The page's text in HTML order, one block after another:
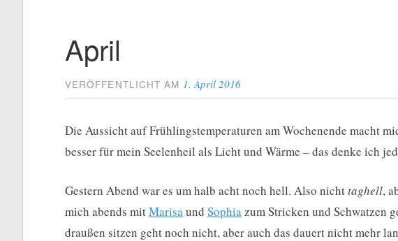
April
VERÖFFENTLICHT AM 1. April 2016
Die Aussicht auf Frühlingstemperaturen am Wochenende macht
besser für mein Seelenheil als Licht und Wärme – das denke ich
Gestern Abend war es um halb acht noch hell. Also nichttaghell,
mich abends mitMarisa und Sophia zum Stricken und Schwatzen
draußen sitzen geht noch nicht, aber auch das dauert nicht mehr